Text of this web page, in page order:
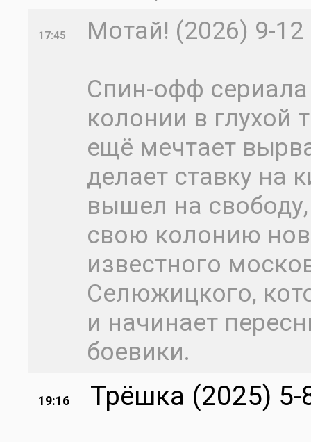
17:45
Мотай! (2026) 9-12
Спин-офф
колонии в глухой
ещё мечтает
делает ставку на
вышел на
свою колонию
известного
Селюжицкого,
и начинает
боевики.
19:16
Трёшка (2025) 5-